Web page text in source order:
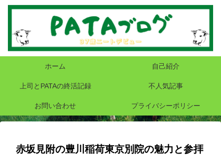
ホーム 自己紹介
上司とPATAの終活記録 不人気記事
お問い合わせ プライバシーポリシー
赤坂見附の豊川稲荷東京別院の魅力と参拝